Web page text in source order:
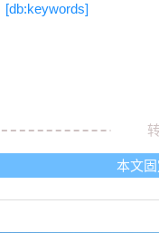
[db:keywords]
本文固